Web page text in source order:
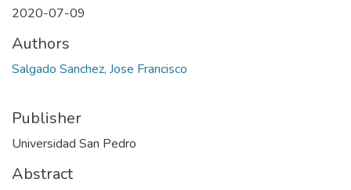
2020-07-09
Authors
Salgado Sanchez, Jose Francisco
Publisher
Universidad San Pedro
Abstract